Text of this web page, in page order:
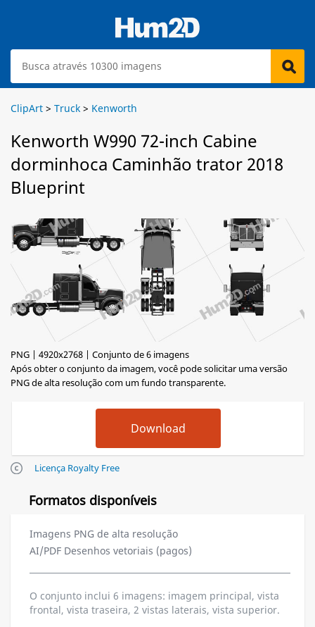
ClipArt > Truck > Kenworth
Kenworth W990 72-inch Cabine
dorminhoca Caminhão trator 2018
Blueprint
PNG | 4920x2768 | Conjunto de 6 imagens
Após obter o conjunto da imagem, você pode solicitar uma versão
PNG de alta resolução com um fundo transparente.
Licença Royalty Free
Formatos disponíveis
Imagens PNG de alta resolução
AI/PDF Desenhos vetoriais (pagos)
O conjunto inclui 6 imagens: imagem principal, vista
frontal, vista traseira, 2 vistas laterais, vista superior.